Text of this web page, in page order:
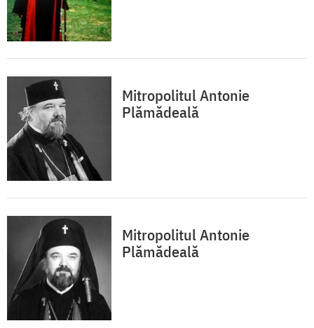
Mitropolitul Antonie
Plămădeală
Mitropolitul Antonie
Plămădeală